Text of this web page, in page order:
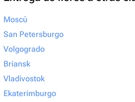
Moscú
San Petersburgo
Volgogrado
Briansk
Vladivostok
Ekaterimburgo